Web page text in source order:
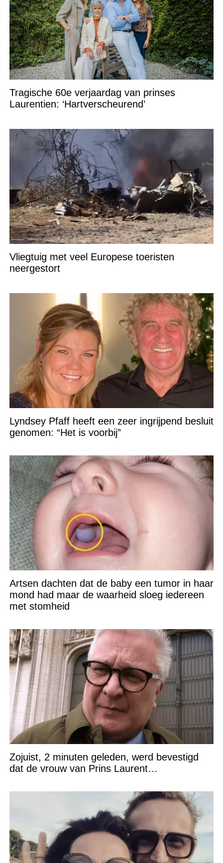
Tragische 60e verjaardag van prinses
Laurentien: ‘Hartverscheurend’
Vliegtuig met veel Europese toeristen
neergestort
Lyndsey Pfaff heeft een zeer ingrijpend besluit
genomen: “Het is voorbij”
Artsen dachten dat de baby een tumor in haar
mond had maar de waarheid sloeg iedereen
met stomheid
Zojuist, 2 minuten geleden, werd bevestigd
dat de vrouw van Prins Laurent…